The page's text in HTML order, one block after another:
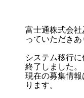
富士通株式会
っていただきあ
システム移行
終了しました。
現在の募集情
ります。